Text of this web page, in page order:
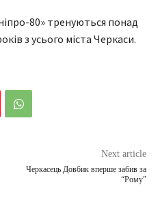
80» тренуються понад
з усього міста Черкаси.
Next article
Черкасець Довбик вперше забив за
“Рому”